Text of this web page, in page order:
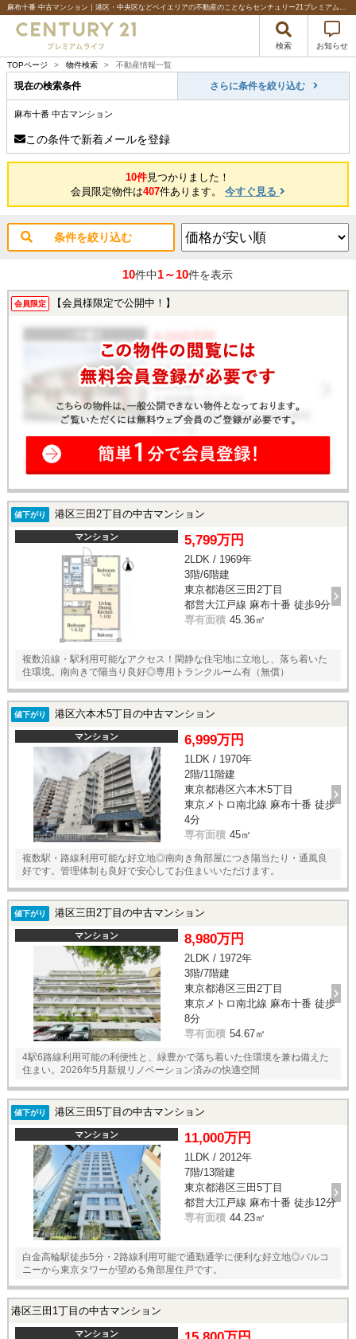
麻布十番 中古マンション｜港区・中央区などベイエリアの不動産のことならセンチュリー21プレミアムライフ
検索 お知らせ
TOPページ > 物件検索 > 不動産情報一覧
現在の検索条件 さらに条件を絞り込む
麻布十番 中古マンション
この条件で新着メールを登録
10件見つかりました！
会員限定物件は407件あります。 今すぐ見る
条件を絞り込む
10件中1～10件を表示
会員限定 【会員様限定で公開中！】
値下がり 港区三田2丁目の中古マンション
マンション 5,799万円
2LDK / 1969年
3階/6階建
東京都港区三田2丁目
都営大江戸線 麻布十番 徒歩9分
専有面積 45.36㎡
複数沿線・駅利用可能なアクセス！閑静な住宅地に立地し、落ち着いた
住環境。南向きで陽当り良好◎専用トランクルーム有（無償）
値下がり 港区六本木5丁目の中古マンション
マンション 6,999万円
1LDK / 1970年
2階/11階建
東京都港区六本木5丁目
東京メトロ南北線 麻布十番 徒歩
4分
専有面積 45㎡
複数駅・路線利用可能な好立地◎南向き角部屋につき陽当たり・通風良
好です。管理体制も良好で安心してお住まいいただけます。
値下がり 港区三田2丁目の中古マンション
マンション 8,980万円
2LDK / 1972年
3階/7階建
東京都港区三田2丁目
東京メトロ南北線 麻布十番 徒歩
8分
専有面積 54.67㎡
4駅6路線利用可能の利便性と、緑豊かで落ち着いた住環境を兼ね備えた
住まい。2026年5月新規リノベーション済みの快適空間
値下がり 港区三田5丁目の中古マンション
マンション 11,000万円
1LDK / 2012年
7階/13階建
東京都港区三田5丁目
都営大江戸線 麻布十番 徒歩12分
専有面積 44.23㎡
白金高輪駅徒歩5分・2路線利用可能で通勤通学に便利な好立地◎バルコ
ニーから東京タワーが望める角部屋住戸です。
港区三田1丁目の中古マンション
マンション